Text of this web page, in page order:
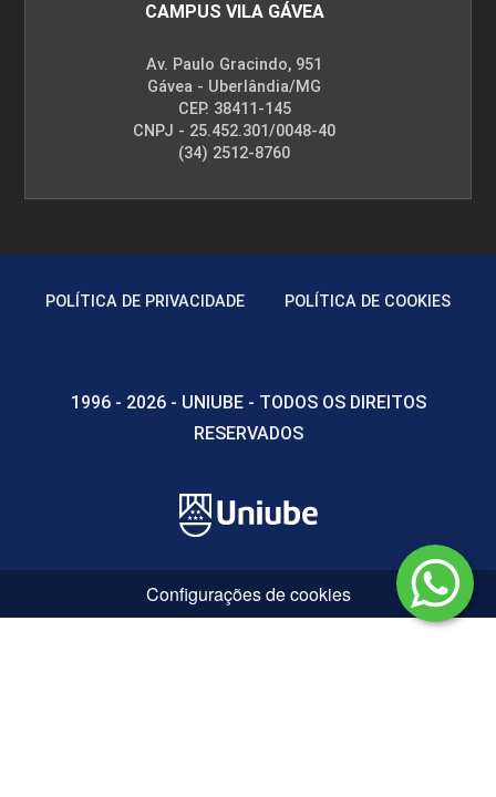
CAMPUS VILA GÁVEA
Av. Paulo Gracindo, 951
Gávea - Uberlândia/MG
CEP. 38411-145
CNPJ - 25.452.301/0048-40
(34) 2512-8760
POLÍTICA DE PRIVACIDADE POLÍTICA DE COOKIES
1996 - 2026 - UNIUBE - TODOS OS DIREITOS
RESERVADOS
Configurações de cookies